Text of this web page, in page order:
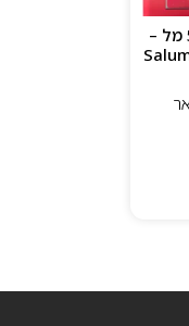
קוויאר רוז יוניסקס 50 מל –